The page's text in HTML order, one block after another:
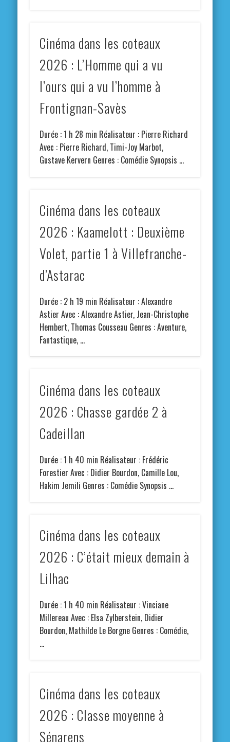
Cinéma dans les coteaux
2026 : L’Homme qui a vu
l’ours qui a vu l’homme à
Frontignan-Savès
Durée : 1 h 28 min Réalisateur : Pierre Richard
Avec : Pierre Richard, Timi-Joy Marbot,
Gustave Kervern Genres : Comédie Synopsis …
Cinéma dans les coteaux
2026 : Kaamelott : Deuxième
Volet, partie 1 à Villefranche-
d’Astarac
Durée : 2 h 19 min Réalisateur : Alexandre
Astier Avec : Alexandre Astier, Jean-Christophe
Hembert, Thomas Cousseau Genres : Aventure,
Fantastique, …
Cinéma dans les coteaux
2026 : Chasse gardée 2 à
Cadeillan
Durée : 1 h 40 min Réalisateur : Frédéric
Forestier Avec : Didier Bourdon, Camille Lou,
Hakim Jemili Genres : Comédie Synopsis …
Cinéma dans les coteaux
2026 : C’était mieux demain à
Lilhac
Durée : 1 h 40 min Réalisateur : Vinciane
Millereau Avec : Elsa Zylberstein, Didier
Bourdon, Mathilde Le Borgne Genres : Comédie,
…
Cinéma dans les coteaux
2026 : Classe moyenne à
Sénarens